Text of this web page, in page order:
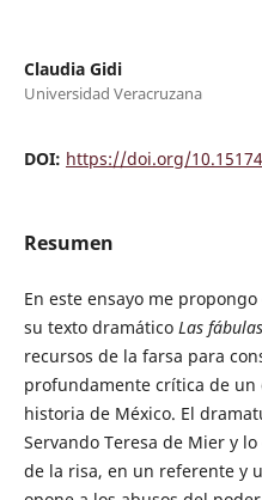
Claudia Gidi
Universidad Veracruzana
DOI: https://doi.org/
Resumen
En este ensayo me
su texto dramático Las
recursos de la farsa para
profundamente crítica de un
historia de México. El
Servando Teresa de Mier y
de la risa, en un referente y